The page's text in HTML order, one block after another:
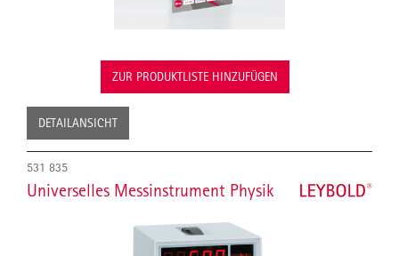
ZUR PRODUKTLISTE HINZUFÜGEN
DETAILANSICHT
531 835
Universelles Messinstrument Physik